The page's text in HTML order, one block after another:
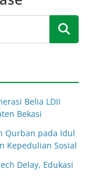
Belia LDII
Bekasi
Qurban pada Idul
Kepedulian Sosial
Delay, Edukasi